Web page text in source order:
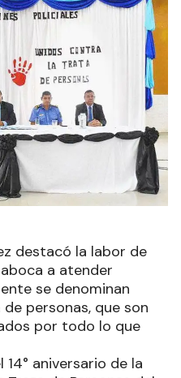
destacó la labor de
a atender
se denominan
personas, que son
por todo lo que
aniversario de la